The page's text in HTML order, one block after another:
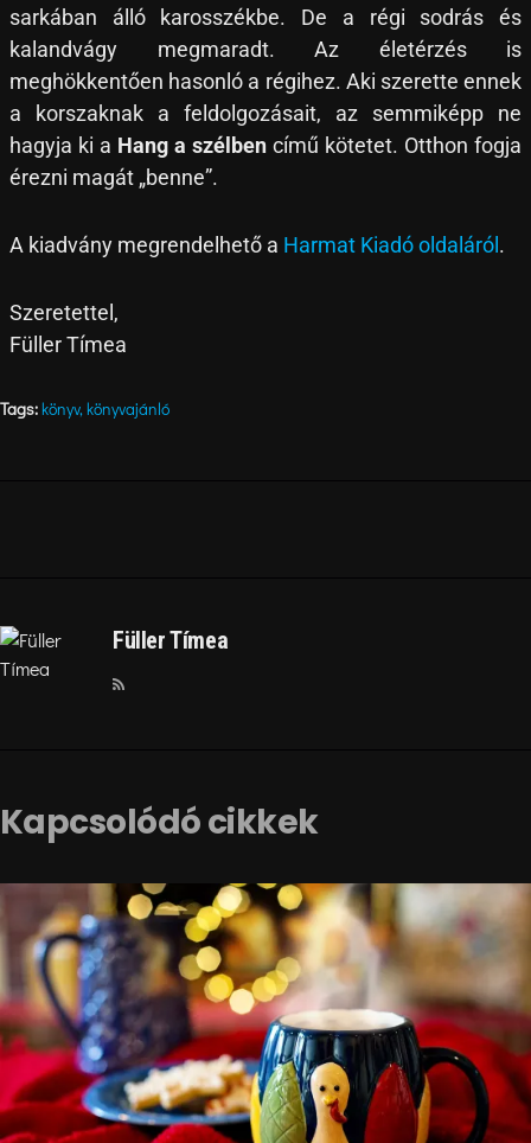
sarkában álló karosszékbe. De a régi sodrás és
kalandvágy megmaradt. Az életérzés is
meghökkentően hasonló a régihez. Aki szerette ennek
a korszaknak a feldolgozásait, az semmiképp ne
hagyja ki a Hang a szélben című kötetet. Otthon fogja
érezni magát „benne”.
A kiadvány megrendelhető a Harmat Kiadó oldaláról .
Szeretettel,
Füller Tímea
Tags:könyv,könyvajánló
Füller Tímea
Kapcsolódó cikkek